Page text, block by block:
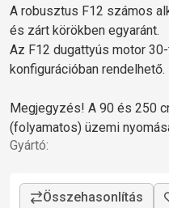
A robusztus F12 számos
és zárt körökben egyaránt.
Az F12 dugattyús motor
konfigurációban rendelhető.
Megjegyzés! A 90 és 250
(folyamatos) üzemi
Gyártó: